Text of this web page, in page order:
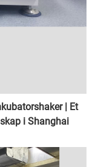
| Et
i Shanghai